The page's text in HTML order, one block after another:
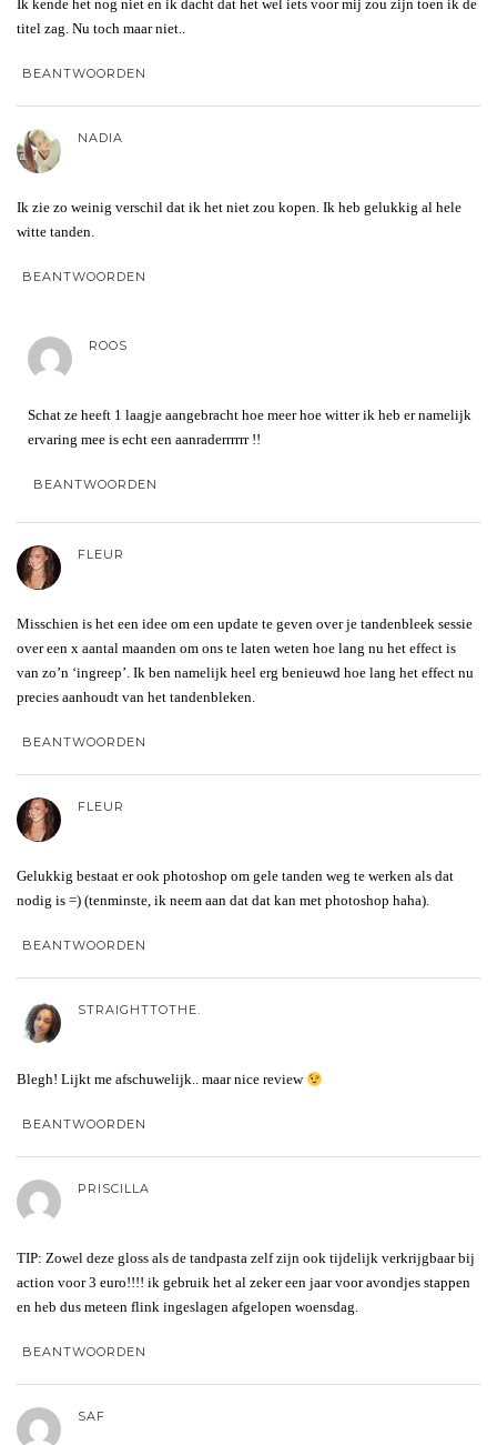
Ik kende het nog niet en ik dacht dat het wel iets voor mij zou zijn toen ik de
titel zag. Nu toch maar niet..
BEANTWOORDEN
NADIA
Ik zie zo weinig verschil dat ik het niet zou kopen. Ik heb gelukkig al hele
witte tanden.
BEANTWOORDEN
ROOS
Schat ze heeft 1 laagje aangebracht hoe meer hoe witter ik heb er namelijk
ervaring mee is echt een aanraderrrrrr !!
BEANTWOORDEN
FLEUR
Misschien is het een idee om een update te geven over je tandenbleek sessie
over een x aantal maanden om ons te laten weten hoe lang nu het effect is
van zo’n ‘ingreep’. Ik ben namelijk heel erg benieuwd hoe lang het effect nu
precies aanhoudt van het tandenbleken.
BEANTWOORDEN
FLEUR
Gelukkig bestaat er ook photoshop om gele tanden weg te werken als dat
nodig is =) (tenminste, ik neem aan dat dat kan met photoshop haha).
BEANTWOORDEN
STRAIGHTTOTHE.
Blegh! Lijkt me afschuwelijk.. maar nice review
BEANTWOORDEN
PRISCILLA
TIP: Zowel deze gloss als de tandpasta zelf zijn ook tijdelijk verkrijgbaar bij
action voor 3 euro!!!! ik gebruik het al zeker een jaar voor avondjes stappen
en heb dus meteen flink ingeslagen afgelopen woensdag.
BEANTWOORDEN
SAF